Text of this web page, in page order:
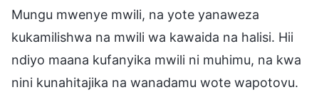
Mungu mwenye mwili, na yote yanaweza
kukamilishwa na mwili wa kawaida na halisi. Hii
ndiyo maana kufanyika mwili ni muhimu, na kwa
nini kunahitajika na wanadamu wote wapotovu.